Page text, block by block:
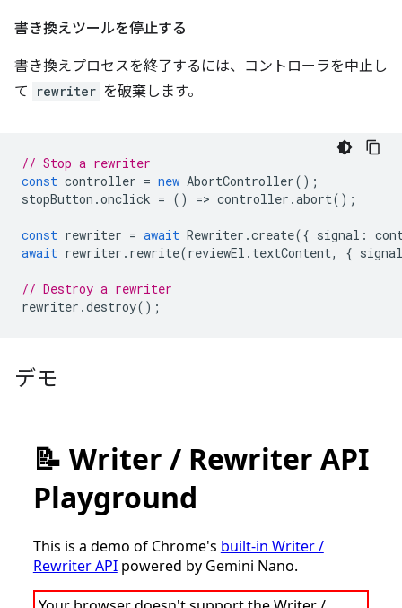
書き換えツールを停止する
書き換えプロセスを終了するには、コントローラを中止し
て
rewriter を破棄します。
// Stop a rewriter
const controller = new AbortController();
stopButton .onclick = () => controller .abort();
const rewriter = await Rewriter .create({ signal :
await rewriter . rewrite(reviewEl . textContent, { signal
// Destroy a rewriter
rewriter .destroy();
デモ